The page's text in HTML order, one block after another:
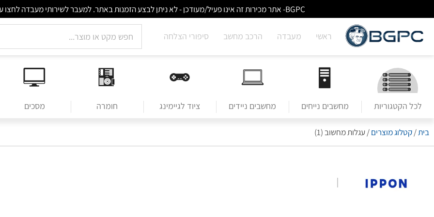
BGPC- אתר מכירות זה אינו פעיל/מעודכן - לא ניתן לבצע הזמנות באתר. למעבר לשירותי מעבדה לחצו על הבאנר הראשי בעמוד הבית.
ראשי מעבדה הרכב מחשב סיפורי הצלחה
לכל הקטגוריות מחשבים נייחים מחשבים ניידים ציוד לגיימינג חומרה מסכים
בית/קטלוג מוצרים/עגלות מחשוב (1)